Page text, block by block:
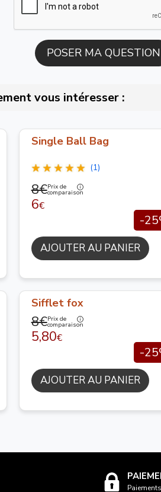
vous intéresser :
Single Ball Bag
(1)
8€Prix de
comparaison
6€
-
AJOUTER AU PANIER
Sifflet fox
8€Prix de
comparaison
5,80€
-
AJOUTER AU PANIER